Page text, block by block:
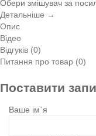
Обери змішувач за
Детальніше →
Опис
Відео
Відгуків (0)
Питання про товар (0)
Поставити
Ваше ім`я